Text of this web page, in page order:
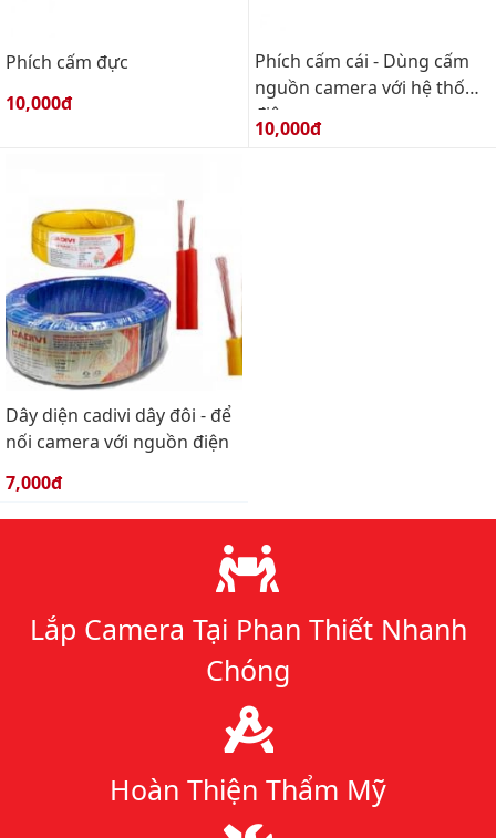
Phích cấm đực
Giá bán:
10,000đ
Phích cấm cái - Dùng cấm
nguồn camera với hệ thống
điện
Giá bán:
10,000đ
Dây diện cadivi dây đôi - để
nối camera với nguồn điện
Giá bán:
7,000đ
Lý do chọn chúng tôi
Lắp Camera Tại Phan Thiết Nhanh
Chóng
Hoàn Thiện Thẩm Mỹ